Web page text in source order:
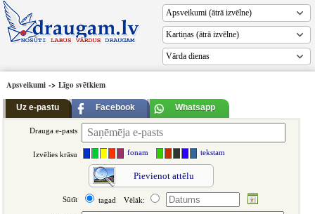
Vārda dienas
Apsveikumi -> Līgo svētkiem
Uz e-pastu Facebook Whatsapp
Drauga e-pasts
Izvēlies krāsu fonam tekstam
Pievienot attēlu
Sūtīt tagad Vēlāk: